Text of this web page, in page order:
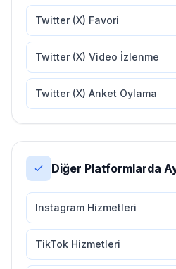
Twitter (X) Favori
Twitter (X) Video İzlenme
Twitter (X) Anket Oylama
Diğer Platformlarda
Instagram Hizmetleri
TikTok Hizmetleri